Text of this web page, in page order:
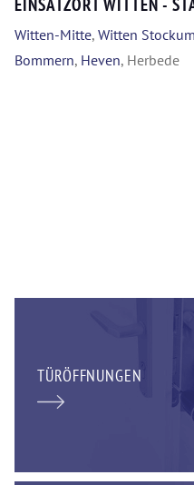
EINSATZORT WITTEN -
Witten-Mitte, Witten Stockum
Bommern, Heven, Herbede
TÜRÖFFNUNGEN